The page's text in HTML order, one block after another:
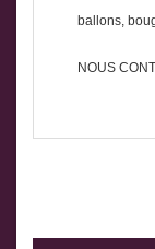
ballons,
NOUS